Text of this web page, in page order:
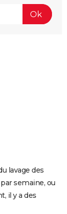
lavage des
semaine, ou
il y a des